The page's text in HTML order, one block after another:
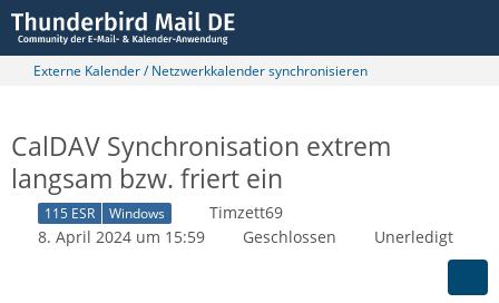
Externe Kalender / Netzwerkkalender synchronisieren
CalDAV Synchronisation extrem
langsam bzw. friert ein
115 ESR Windows
Timzett69
8. April 2024 um 15:59
Geschlossen Unerledigt